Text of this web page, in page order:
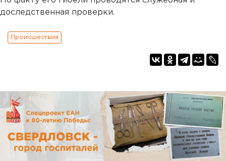
доследственная проверки.
Происшествия